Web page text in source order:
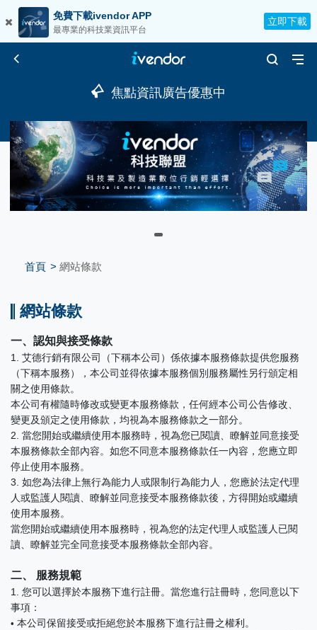
免費下載ivendor APP
最專業的科技業資訊平台
立即下載
焦點資訊廣告優惠中
首頁 網站條款
網站條款
一、認知與接受條款
1. 艾德行銷有限公司（下稱本公司）係依據本服務條款提供您服務
（下稱本服務），本公司並得依據本服務個別服務屬性另行頒定相
關之使用條款。
本公司有權隨時修改或變更本服務條款，任何經本公司公告修改、
變更及頒定之使用條款，均視為本服務條款之一部分。
2. 當您開始或繼續使用本服務時，視為您已閱讀、瞭解並同意接受
本服務條款全部內容。如您不同意本服務條款任一內容，您應立即
停止使用本服務。
3. 如您為法律上無行為能力人或限制行為能力人，您應於法定代理
人或監護人閱讀、瞭解並同意接受本服務條款後，方得開始或繼續
使用本服務。
當您開始或繼續使用本服務時，視為您的法定代理人或監護人已閱
讀、瞭解並完全同意接受本服務條款全部內容。
二、 服務規範
1. 您可以選擇於本服務下進行註冊。當您進行註冊時，您同意以下
事項：​
• 本公司保留接受或拒絕您於本服務下進行註冊之權利。